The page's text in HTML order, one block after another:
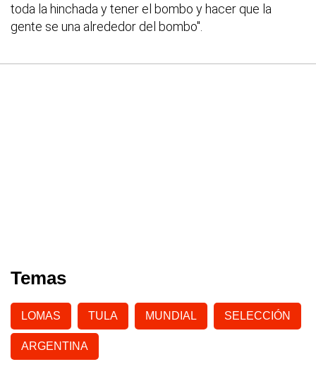
toda la hinchada y tener el bombo y hacer que la
gente se una alrededor del bombo".
Temas
LOMAS TULA MUNDIAL SELECCIÓN
ARGENTINA